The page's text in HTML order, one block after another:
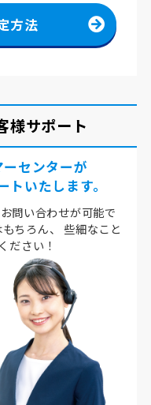
方法
様サポート
センターが
いたします。
問い合わせが可能で
ちろん、
些細なこと
ださい！